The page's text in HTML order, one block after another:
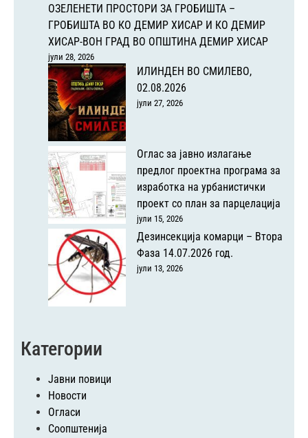
ОЗЕЛЕНЕТИ ПРОСТОРИ ЗА ГРОБИШТА –
ГРОБИШТА ВО КО ДЕМИР ХИСАР И КО ДЕМИР
ХИСАР-ВОН ГРАД ВО ОПШТИНА ДЕМИР ХИСАР
јули 28, 2026
ИЛИНДЕН ВО СМИЛЕВО,
02.08.2026
јули 27, 2026
Оглас за јавно излагање
предлог проектна програма за
изработка на урбанистички
проект со план за парцелација
јули 15, 2026
Дезинсекција комарци – Втора
Фаза 14.07.2026 год.
јули 13, 2026
Категории
Јавни повици
Новости
Огласи
Соопштенија